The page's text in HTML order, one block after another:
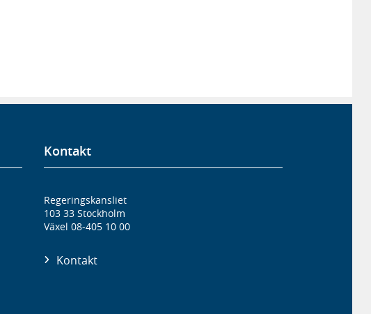
Kontakt
Regeringskansliet
103 33 Stockholm
Växel 08-405 10 00
Kontakt